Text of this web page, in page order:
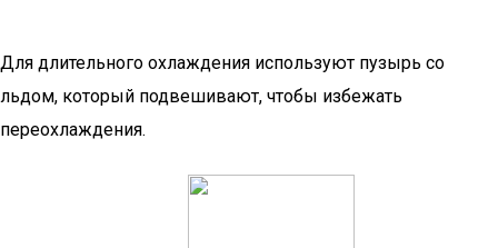
Для длительного охлаждения используют пузырь со
льдом, который подвешивают, чтобы избежать
переохлаждения.